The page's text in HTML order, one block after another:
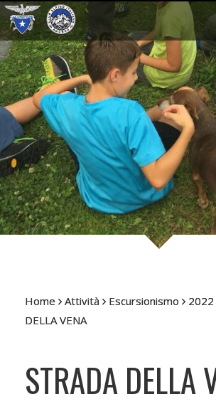
Home Attività Escursionismo 2022
DELLA VENA
STRADA DELLA